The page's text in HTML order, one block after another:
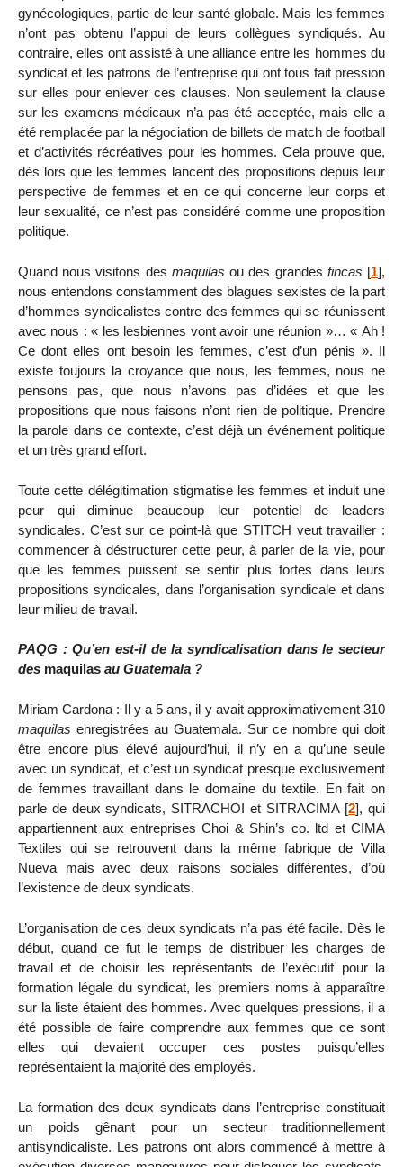
gynécologiques, partie de leur santé globale. Mais les femmes
n’ont pas obtenu l’appui de leurs collègues syndiqués. Au
contraire, elles ont assisté à une alliance entre les hommes du
syndicat et les patrons de l’entreprise qui ont tous fait pression
sur elles pour enlever ces clauses. Non seulement la clause
sur les examens médicaux n’a pas été acceptée, mais elle a
été remplacée par la négociation de billets de match de football
et d’activités récréatives pour les hommes. Cela prouve que,
dès lors que les femmes lancent des propositions depuis leur
perspective de femmes et en ce qui concerne leur corps et
leur sexualité, ce n’est pas considéré comme une proposition
politique.
Quand nous visitons des maquilas ou des grandes fincas [1],
nous entendons constamment des blagues sexistes de la part
d’hommes syndicalistes contre des femmes qui se réunissent
avec nous : « les lesbiennes vont avoir une réunion »… « Ah !
Ce dont elles ont besoin les femmes, c’est d’un pénis ». Il
existe toujours la croyance que nous, les femmes, nous ne
pensons pas, que nous n’avons pas d’idées et que les
propositions que nous faisons n’ont rien de politique. Prendre
la parole dans ce contexte, c’est déjà un événement politique
et un très grand effort.
Toute cette délégitimation stigmatise les femmes et induit une
peur qui diminue beaucoup leur potentiel de leaders
syndicales. C’est sur ce point-là que STITCH veut travailler :
commencer à déstructurer cette peur, à parler de la vie, pour
que les femmes puissent se sentir plus fortes dans leurs
propositions syndicales, dans l’organisation syndicale et dans
leur milieu de travail.
PAQG : Qu’en est-il de la syndicalisation dans le secteur
des maquilas au Guatemala ?
Miriam Cardona : Il y a 5 ans, il y avait approximativement 310
maquilas enregistrées au Guatemala. Sur ce nombre qui doit
être encore plus élevé aujourd’hui, il n’y en a qu’une seule
avec un syndicat, et c’est un syndicat presque exclusivement
de femmes travaillant dans le domaine du textile. En fait on
parle de deux syndicats, SITRACHOI et SITRACIMA[2], qui
appartiennent aux entreprises Choi & Shin’s co. ltd et CIMA
Textiles qui se retrouvent dans la même fabrique de Villa
Nueva mais avec deux raisons sociales différentes, d’où
l’existence de deux syndicats.
L’organisation de ces deux syndicats n’a pas été facile. Dès le
début, quand ce fut le temps de distribuer les charges de
travail et de choisir les représentants de l’exécutif pour la
formation légale du syndicat, les premiers noms à apparaître
sur la liste étaient des hommes. Avec quelques pressions, il a
été possible de faire comprendre aux femmes que ce sont
elles qui devaient occuper ces postes puisqu’elles
représentaient la majorité des employés.
La formation des deux syndicats dans l’entreprise constituait
un poids gênant pour un secteur traditionnellement
antisyndicaliste. Les patrons ont alors commencé à mettre à